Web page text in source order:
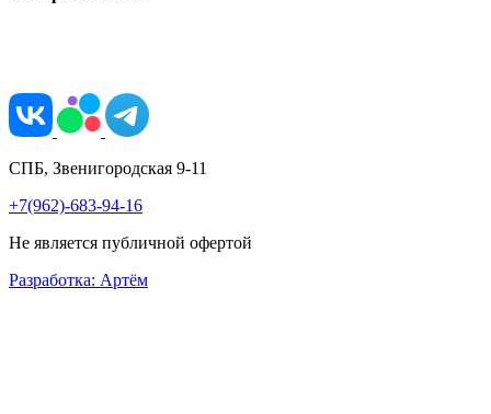
СПБ, Звенигородская 9-11
+7(962)-683-94-16
Не является публичной офертой
Разработка: Артём